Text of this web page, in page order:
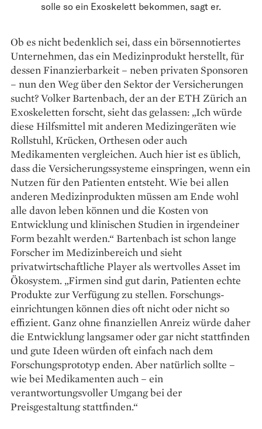
solle so ein Exoskelett bekommen, sagt er.
Ob es nicht bedenklich sei, dass ein börsennotiertes
Unter­nehmen, das ein Medizinprodukt herstellt, für
dessen Finanzierbarkeit – neben privaten Sponsoren
– nun den Weg über den Sektor der Versicherungen
sucht? Volker Bartenbach, der an der ETH Zürich an
Exoskeletten forscht, sieht das gelassen: „Ich würde
diese Hilfsmittel mit anderen Medizin­geräten wie
Rollstuhl, Krücken, Orthesen oder auch
Medikamenten vergleichen. Auch hier ist es üblich,
dass die Versicherungssysteme einspringen, wenn ein
Nutzen für den Patienten entsteht. Wie bei allen
anderen Medizinprodukten müssen am Ende wohl
alle davon leben können und die Kosten von
Entwicklung und klinischen Studien in irgendeiner
Form bezahlt werden.“ Bartenbach ist schon lange
Forscher im Medizinbereich und sieht
privatwirtschaftliche Player als wertvolles Asset im
Ökosystem. „Firmen sind gut darin, Patienten echte
Produkte zur Ver­fügung zu stellen. Forschungs­
einrichtungen können dies oft nicht oder nicht so
effizient. Ganz ohne finanziellen Anreiz würde daher
die Entwicklung langsamer oder gar nicht stattfinden
und gute Ideen würden oft einfach nach dem
Forschungs­prototyp enden. Aber natürlich sollte –
wie bei Medikamenten auch – ein
verantwortungsvoller Umgang bei der
Preisgestaltung stattfinden.“